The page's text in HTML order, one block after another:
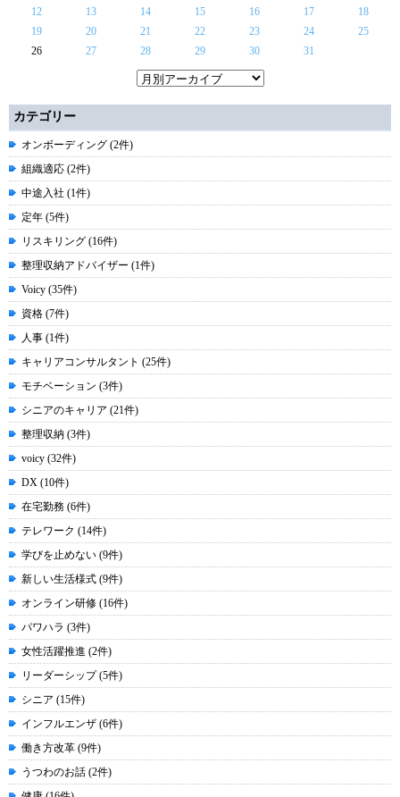
12 13 14 15 16 17
18
19
20 21 22 23 24
25
26
27 28 29 30 31
カテゴリー
オンボーディング (2件)
組織適応 (2件)
中途入社 (1件)
定年 (5件)
リスキリング (16件)
整理収納アドバイザー (1件)
Voicy (35件)
資格 (7件)
人事 (1件)
キャリアコンサルタント (25件)
モチベーション (3件)
シニアのキャリア (21件)
整理収納 (3件)
voicy (32件)
DX (10件)
在宅勤務 (6件)
テレワーク (14件)
学びを止めない (9件)
新しい生活様式 (9件)
オンライン研修 (16件)
パワハラ (3件)
女性活躍推進 (2件)
リーダーシップ (5件)
シニア (15件)
インフルエンザ (6件)
働き方改革 (9件)
うつわのお話 (2件)